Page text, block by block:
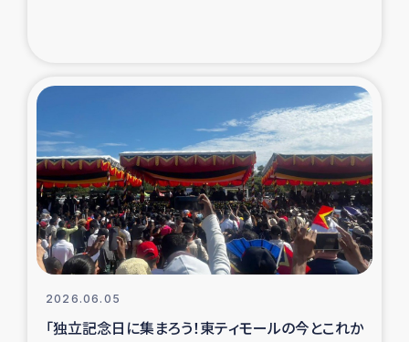
デニヤヤ小規模紅茶農家支援
コーヒー生産者支援
アイナロ県マウベシ郡でのコーヒー畑改善事業
ベイルート大規模爆発被災者支援
女性の生計向上支援
アグロフォレストリー（カカオ）事業
2026.06.05
「独立記念日に集まろう！東ティモールの今とこれか